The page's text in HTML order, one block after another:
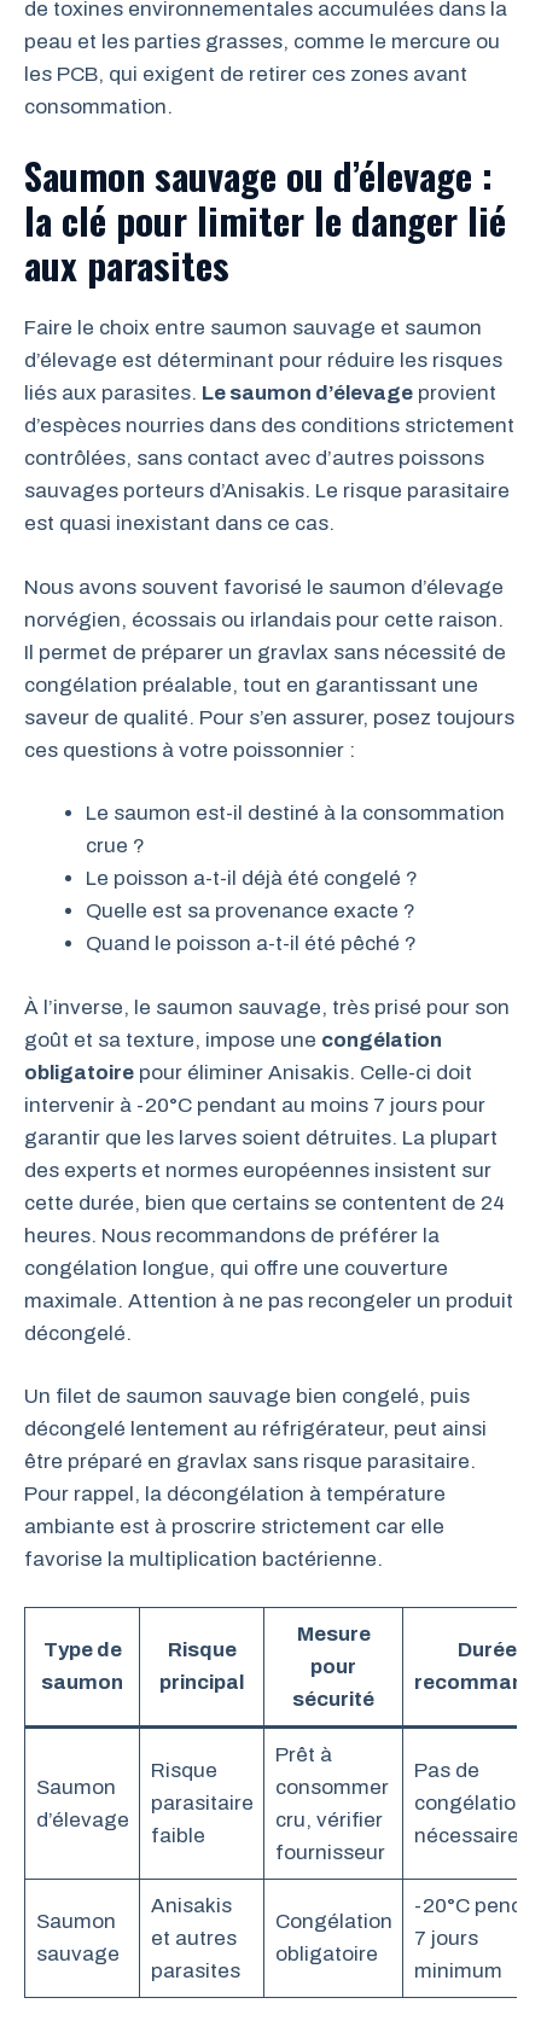
de toxines environnementales accumulées dans la
peau et les parties grasses, comme le mercure ou
les PCB, qui exigent de retirer ces zones avant
consommation.
Saumon sauvage ou d’élevage :
la clé pour limiter le danger lié
aux parasites
Faire le choix entre saumon sauvage et saumon
d’élevage est déterminant pour réduire les risques
liés aux parasites. Le saumon d’élevage provient
d’espèces nourries dans des conditions strictement
contrôlées, sans contact avec d’autres poissons
sauvages porteurs d’Anisakis. Le risque parasitaire
est quasi inexistant dans ce cas.
Nous avons souvent favorisé le saumon d’élevage
norvégien, écossais ou irlandais pour cette raison.
Il permet de préparer un gravlax sans nécessité de
congélation préalable, tout en garantissant une
saveur de qualité. Pour s’en assurer, posez toujours
ces questions à votre poissonnier :
Le saumon est-il destiné à la consommation
crue ?
Le poisson a-t-il déjà été congelé ?
Quelle est sa provenance exacte ?
Quand le poisson a-t-il été pêché ?
À l’inverse, le saumon sauvage, très prisé pour son
goût et sa texture, impose une congélation
obligatoire pour éliminer Anisakis. Celle-ci doit
intervenir à -20°C pendant au moins 7 jours pour
garantir que les larves soient détruites. La plupart
des experts et normes européennes insistent sur
cette durée, bien que certains se contentent de 24
heures. Nous recommandons de préférer la
congélation longue, qui offre une couverture
maximale. Attention à ne pas recongeler un produit
décongelé.
Un filet de saumon sauvage bien congelé, puis
décongelé lentement au réfrigérateur, peut ainsi
être préparé en gravlax sans risque parasitaire.
Pour rappel, la décongélation à température
ambiante est à proscrire strictement car elle
favorise la multiplication bactérienne.
Type de
saumon
Risque
principal
Mesure
pour
sécurité
Durée
Saumon
d’élevage
Risque
parasitaire
faible
Prêt à
consommer
cru, vérifier
fournisseur
Pas de
congélation
nécessaire
Saumon
sauvage
Anisakis
et autres
parasites
Congélation
obligatoire
-20°C
7 jours
minimum